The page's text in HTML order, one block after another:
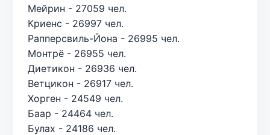
Мейрин - 27059 чел.
Криенс - 26997 чел.
Рапперсвиль-Йона - 26995 чел.
Монтрё - 26955 чел.
Диетикон - 26936 чел.
Ветцикон - 26917 чел.
Хорген - 24549 чел.
Баар - 24464 чел.
Булах - 24186 чел.